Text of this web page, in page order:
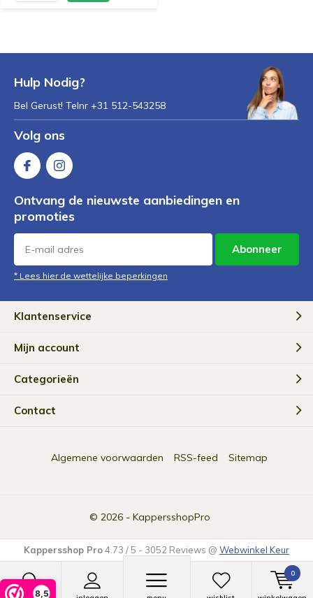
8,5
0
Hulp Nodig?
Bel Gerust! Telnr +31 512-543258
Volg ons
Ontvang de nieuwste aanbiedingen en
promoties
Abonneer
* Lees hier de wettelijke beperkingen
Klantenservice
Mijn account
Categorieën
Contact
© 2026 - KappersshopPro
Algemene voorwaarden RSS-feed Sitemap
Kappersshop Pro4.73 /5 - 3052 Reviews @ Webwinkel Keur